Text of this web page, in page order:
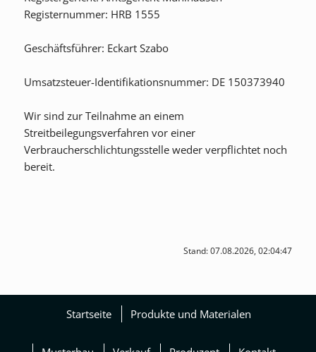
Registernummer: HRB 1555
Geschäftsführer: Eckart Szabo
Umsatzsteuer-Identifikationsnummer: DE 150373940
Wir sind zur Teilnahme an einem
Streitbeilegungsverfahren vor einer
Verbraucherschlichtungsstelle weder verpflichtet noch
bereit.
Stand: 07.08.2026, 02:04:47
Startseite Produkte und Materialen